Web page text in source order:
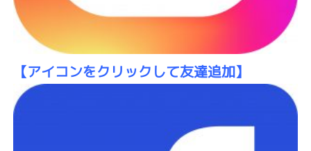
【アイコンをクリックして友達追加】